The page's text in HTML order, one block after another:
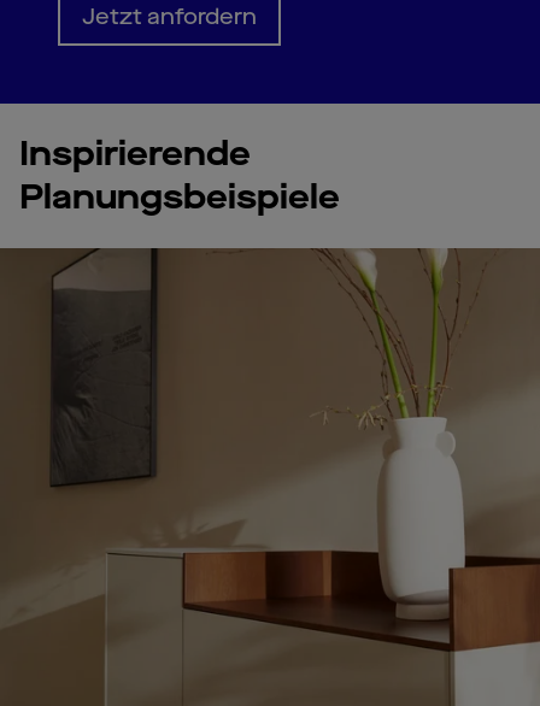
Jetzt anfordern
Inspirierende
Planungsbeispiele